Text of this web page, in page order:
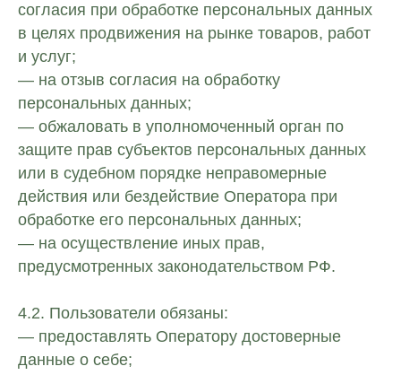
согласия при обработке персональных данных
в целях продвижения на рынке товаров, работ
и услуг;
— на отзыв согласия на обработку
персональных данных;
— обжаловать в уполномоченный орган по
защите прав субъектов персональных данных
или в судебном порядке неправомерные
действия или бездействие Оператора при
обработке его персональных данных;
— на осуществление иных прав,
предусмотренных законодательством РФ.
4.2. Пользователи обязаны:
— предоставлять Оператору достоверные
данные о себе;